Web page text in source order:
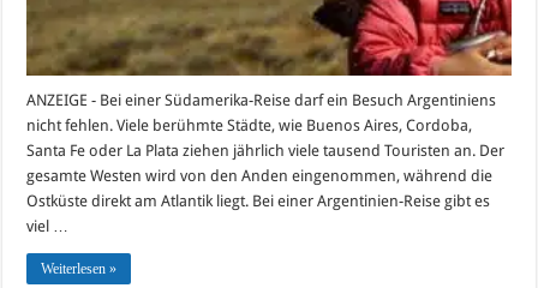
ANZEIGE - Bei einer Südamerika-Reise darf ein Besuch Argentiniens
nicht fehlen. Viele berühmte Städte, wie Buenos Aires, Cordoba,
Santa Fe oder La Plata ziehen jährlich viele tausend Touristen an. Der
gesamte Westen wird von den Anden eingenommen, während die
Ostküste direkt am Atlantik liegt. Bei einer Argentinien-Reise gibt es
viel …
Weiterlesen »